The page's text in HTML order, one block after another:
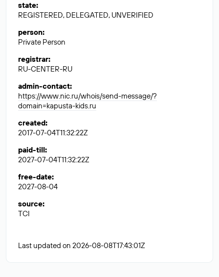
state:
REGISTERED, DELEGATED, UNVERIFIED
person:
Private Person
registrar:
RU-CENTER-RU
admin-contact:
https://www.nic.ru/whois/send-message/?
domain=kapusta-kids.ru
created:
2017-07-04T11:32:22Z
paid-till:
2027-07-04T11:32:22Z
free-date:
2027-08-04
source:
TCI
Last updated on 2026-08-08T17:43:01Z